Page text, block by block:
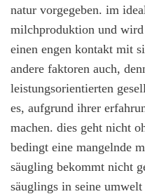
natur vorgegeben. im
milchproduktion und
einen engen kontakt mit
andere faktoren auch,
leistungsorientierten
es, aufgrund ihrer
machen. dies geht nicht
bedingt eine mangelnde
säugling bekommt nicht
säuglings in seine